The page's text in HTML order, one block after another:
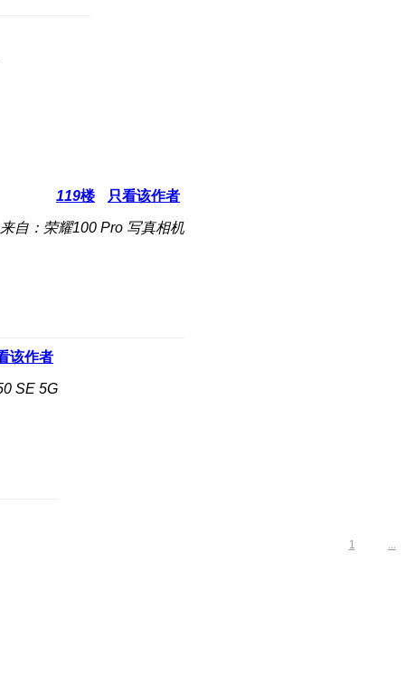
119楼 只看该作者
来自：荣耀100 Pro 写真相机
该作者
SE 5G
1 ...